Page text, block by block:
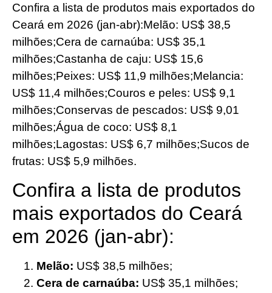
Confira a lista de produtos mais exportados do
Ceará em 2026 (jan-abr):Melão: US$ 38,5
milhões;Cera de carnaúba: US$ 35,1
milhões;Castanha de caju: US$ 15,6
milhões;Peixes: US$ 11,9 milhões;Melancia:
US$ 11,4 milhões;Couros e peles: US$ 9,1
milhões;Conservas de pescados: US$ 9,01
milhões;Água de coco: US$ 8,1
milhões;Lagostas: US$ 6,7 milhões;Sucos de
frutas: US$ 5,9 milhões.
Confira a lista de produtos
mais exportados do Ceará
em 2026 (jan-abr):
Melão: US$ 38,5 milhões;
Cera de carnaúba: US$ 35,1 milhões;